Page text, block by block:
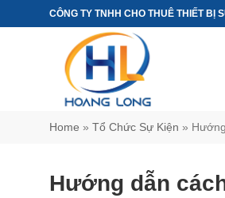
đến
CÔNG TY TNHH CHO THUÊ THIẾT BỊ
Home » Tổ Chức Sự Kiện »
Hướng dẫn